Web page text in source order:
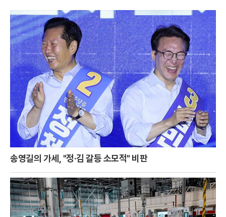
송영길의 가세, "정·김 갈등 소모적" 비판